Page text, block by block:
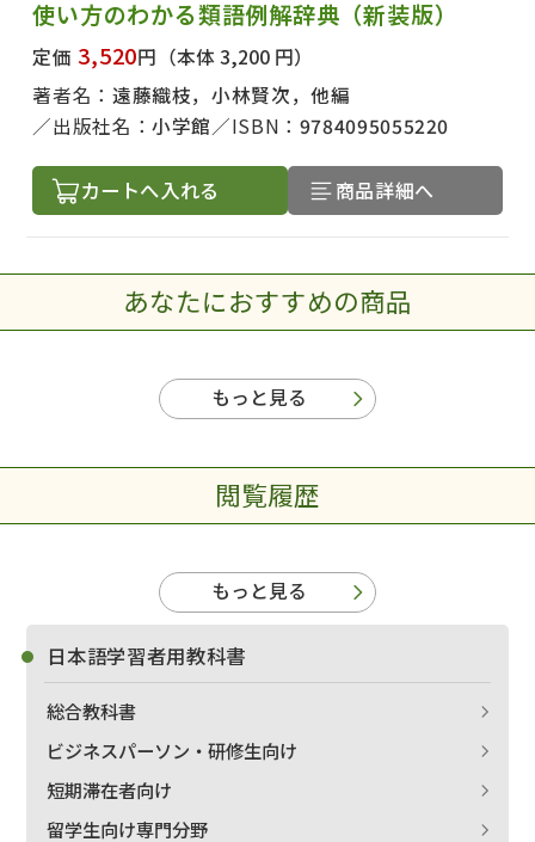
著者名で絞り込む
使い方のわかる類語例解辞典（新装版）
定価 3,520円 （本体 3,200 円）
著者名： 遠藤織枝，小林賢次，他編
出版社名：小学館 ISBN： 9784095055220
カートへ入れる 商品詳細へ
あなたにおすすめの商品
もっと見る
閲覧履歴
もっと見る
日本語学習者用教科書
総合教科書
ビジネスパーソン・研修生向け
短期滞在者向け
留学生向け専門分野